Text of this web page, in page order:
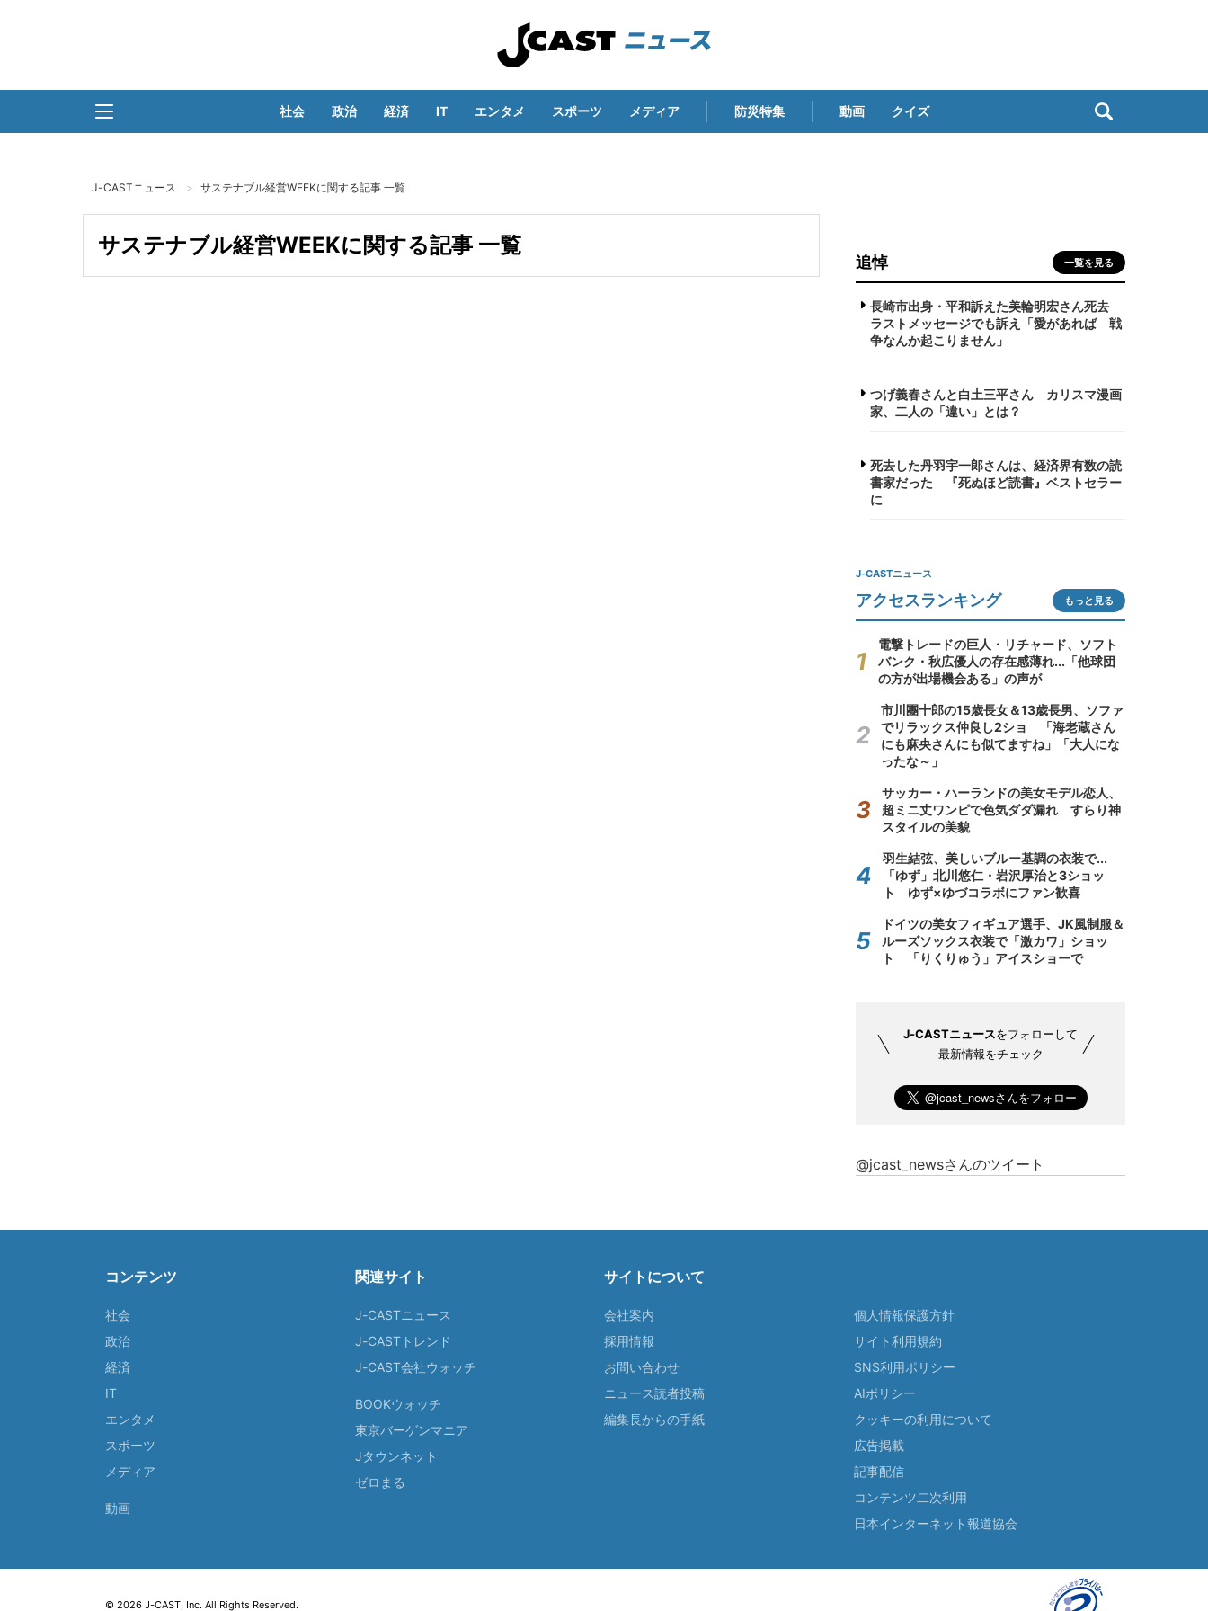
社会 政治 経済 IT エンタメ スポーツ メディア 防災特集 動画 クイズ
J-CASTニュース サステナブル経営WEEKに関する記事 一覧
サステナブル経営WEEKに関する記事 一覧
追悼 一覧を見る
長崎市出身・平和訴えた美輪明宏さん死去
ラストメッセージでも訴え「愛があれば 戦
争なんか起こりません」
つげ義春さんと白土三平さん カリスマ漫画
家、二人の「違い」とは？
死去した丹羽宇一郎さんは、経済界有数の読
書家だった 『死ぬほど読書』ベストセラー
に
J-CASTニュース
アクセスランキング もっと見る
電撃トレードの巨人・リチャード、ソフト
バンク・秋広優人の存在感薄れ...「他球団
の方が出場機会ある」の声が
市川團十郎の15歳長女＆13歳長男、ソファ
でリラックス仲良し2ショ 「海老蔵さん
にも麻央さんにも似てますね」「大人にな
ったな～」
サッカー・ハーランドの美女モデル恋人、
超ミニ丈ワンピで色気ダダ漏れ すらり神
スタイルの美貌
羽生結弦、美しいブルー基調の衣装で...
「ゆず」北川悠仁・岩沢厚治と3ショッ
ト ゆず×ゆづコラボにファン歓喜
ドイツの美女フィギュア選手、JK風制服＆
ルーズソックス衣装で「激カワ」ショッ
ト 「りくりゅう」アイスショーで
J-CASTニュースをフォローして
最新情報をチェック
@jcast_newsさんのツイート
コンテンツ
社会
政治
経済
IT
エンタメ
スポーツ
メディア
動画
関連サイト
J-CASTニュース
J-CASTトレンド
J-CAST会社ウォッチ
BOOKウォッチ
東京バーゲンマニア
Jタウンネット
ゼロまる
サイトについて
会社案内
採用情報
お問い合わせ
ニュース読者投稿
編集長からの手紙
個人情報保護方針
サイト利用規約
SNS利用ポリシー
AIポリシー
クッキーの利用について
広告掲載
記事配信
コンテンツ二次利用
日本インターネット報道協会
© 2026 J-CAST, Inc. All Rights Reserved.